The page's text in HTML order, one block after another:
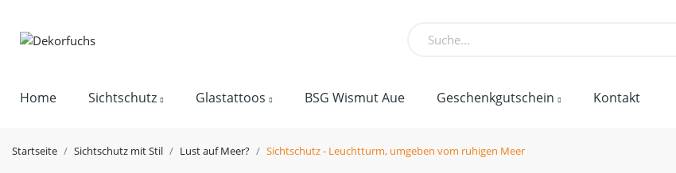
Home Sichtschutz Glastattoos BSG Wismut Aue Geschenkgutschein Kontakt
Startseite Sichtschutz mit Stil Lust auf Meer? Sichtschutz - Leuchtturm, umgeben vom ruhigen Meer